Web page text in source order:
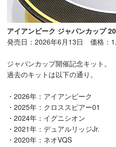
アイアンビーク ジャパンカップ
発売日：2026年6月13日 価格：
ジャパンカップ開催記念キット。
過去のキットは以下の通り。
・2026年：アイアンビーク
・2025年：クロススピアー01
・2024年：イグニシオン
・2021年：デュアルリッジJr.
・2020年：ネオVQS